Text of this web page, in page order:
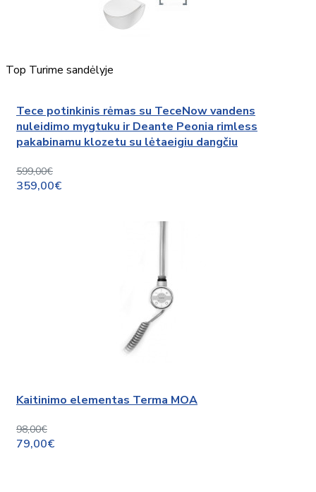
Top Turime sandėlyje
Tece potinkinis rėmas su TeceNow vandens
nuleidimo mygtuku ir Deante Peonia rimless
pakabinamu klozetu su lėtaeigiu dangčiu
599,00€
359,00€
Kaitinimo elementas Terma MOA
98,00€
79,00€